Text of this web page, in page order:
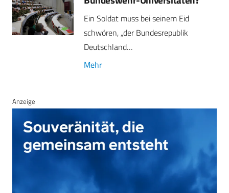
Ein Soldat muss bei seinem Eid
schwören, „der Bundesrepublik
Deutschland…
Mehr
Anzeige